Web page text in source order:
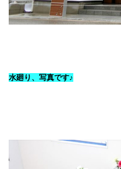
水廻り、写真です♪